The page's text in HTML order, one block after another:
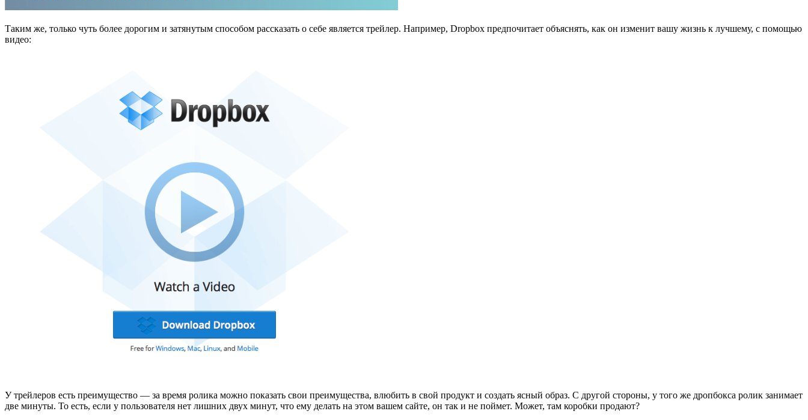
Таким же, только чуть более дорогим и затянутым способом рассказать о себе является трейлер. Например, Dropbox предпочитает объяснять, как он изменит вашу жизнь к лучшему, с помощью
видео:
У трейлеров есть преимущество — за время ролика можно показать свои преимущества, влюбить в свой продукт и создать ясный образ. С другой стороны, у того же дропбокса ролик занимает
две минуты. То есть, если у пользователя нет лишних двух минут, что ему делать на этом вашем сайте, он так и не поймет. Может, там коробки продают?